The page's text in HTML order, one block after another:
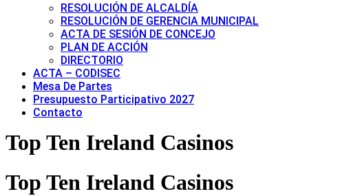
RESOLUCIÓN DE ALCALDÍA
RESOLUCIÓN DE GERENCIA MUNICIPAL
ACTA DE SESIÓN DE CONCEJO
PLAN DE ACCIÓN
DIRECTORIO
ACTA – CODISEC
Mesa De Partes
Presupuesto Participativo 2027
Contacto
Top Ten Ireland Casinos
Top Ten Ireland Casinos